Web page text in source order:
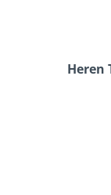
Heren